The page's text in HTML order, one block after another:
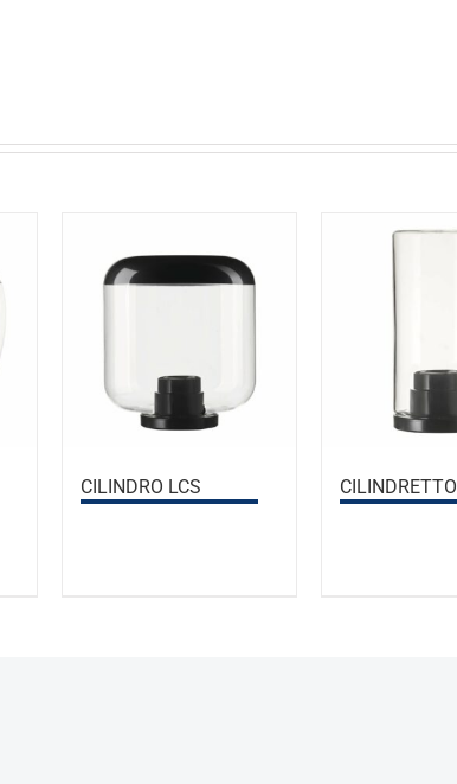
CILINDRO LCS CILINDRETTO